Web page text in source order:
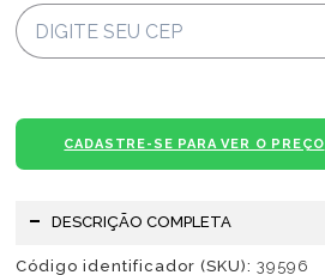
CADASTRE-SE PARA VER O PREÇO
DESCRIÇÃO COMPLETA
Código identificador (SKU): 39596